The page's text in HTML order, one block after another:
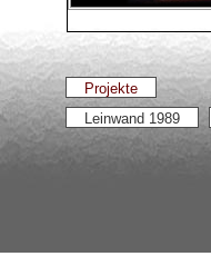
Projekte
Leinwand 1989